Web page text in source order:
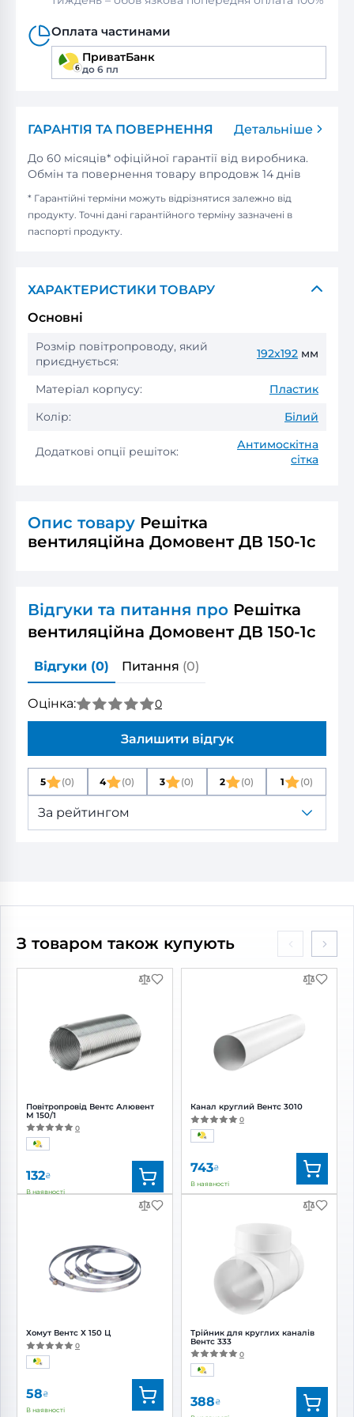
Оплата частинами
ПриватБанк
до 6 пл
ГАРАНТІЯ ТА ПОВЕРНЕННЯ Детальніше
До 60 місяців* офіційної гарантії від виробника.
Обмін та повернення товару впродовж 14 днів
* Гарантійні терміни можуть відрізнятися залежно від
продукту. Точні дані гарантійного терміну зазначені в
паспорті продукту.
ХАРАКТЕРИСТИКИ ТОВАРУ
Основні
Розмір повітропроводу, який
приєднується:
192x192 мм
Матеріал корпусу:
Пластик
Колір:
Білий
Додаткові опції решіток:
Антимоскітна
сітка
Опис товару Решітка
вентиляційна Домовент ДВ 150-1с
Відгуки та питання про Решітка
вентиляційна Домовент ДВ 150-1с
Відгуки (0) Питання (0)
Оцінка: 0
Залишити відгук
5 (0) 4 (0) 3 (0) 2 (0) 1 (0)
За рейтингом
З товаром також купують
Повітропровід Вентс Алювент
М 150/1
0
132₴
В наявності
Вентс
Діаметр:
150 мм
Хомут Вентс Х 150 Ц
0
58₴
В наявності
Канал круглий Вентс 3010
0
743₴
В наявності
Вентс
0000225066
150 мм
Трійник для круглих каналів
Вентс 333
0
388₴